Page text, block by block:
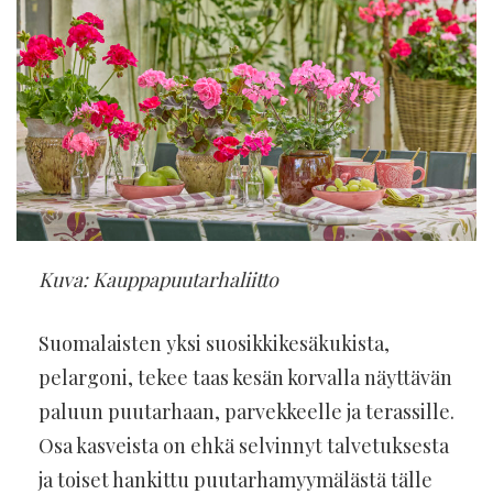
Kuva: Kauppapuutarhaliitto
Suomalaisten yksi suosikkikesäkukista,
pelargoni, tekee taas kesän korvalla näyttävän
paluun puutarhaan, parvekkeelle ja terassille.
Osa kasveista on ehkä selvinnyt talvetuksesta
ja toiset hankittu puutarhamyymälästä tälle